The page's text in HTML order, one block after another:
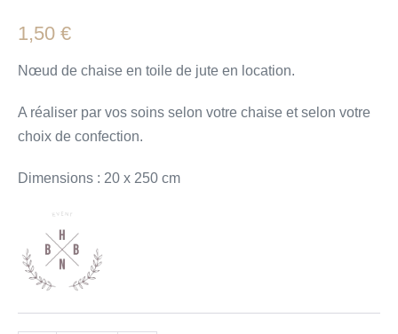
1,50 €
Nœud de chaise en toile de jute en location.
A réaliser par vos soins selon votre chaise et selon votre
choix de confection.
Dimensions : 20 x 250 cm